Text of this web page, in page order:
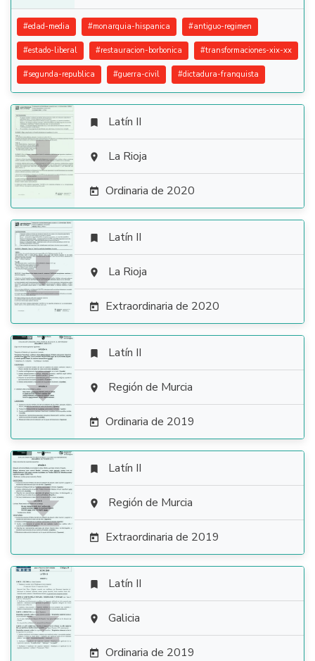
#edad-media #monarquia-hispanica #antiguo-regimen
#estado-liberal #restauracion-borbonica #transformaciones-xix-xx
#segunda-republica #guerra-civil #dictadura-franquista

 Latín II
 La Rioja
 Ordinaria de 2020

 Latín II
 La Rioja
 Extraordinaria de 2020

 Latín II
 Región de Murcia
 Ordinaria de 2019

 Latín II
 Región de Murcia
 Extraordinaria de 2019

 Latín II
 Galicia
 Ordinaria de 2019